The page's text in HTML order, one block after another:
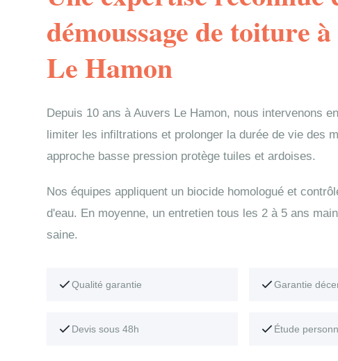
démoussage de toiture
Le Hamon
Depuis 10 ans à Auvers Le Hamon, nous intervenons
limiter les infiltrations et prolonger la durée de vie des
approche basse pression protège tuiles et ardoises.
Nos équipes appliquent un biocide homologué et
d'eau. En moyenne, un entretien tous les 2 à 5 ans
saine.
Qualité garantie Garantie
Devis sous 48h Étude